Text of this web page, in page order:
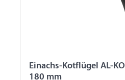
Einachs-Kotflügel AL-
180 mm